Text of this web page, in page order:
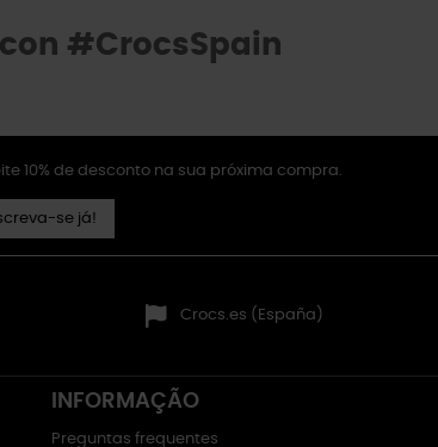
#CrocsSpain
10% de desconto na sua próxima compra.
se já!
Crocs.es (España)
INFORMAÇÃO
Preguntas frequentes